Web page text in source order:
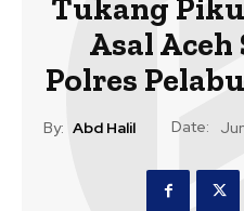
Tukang
Asal
Polres
By: Abd Halil Date: